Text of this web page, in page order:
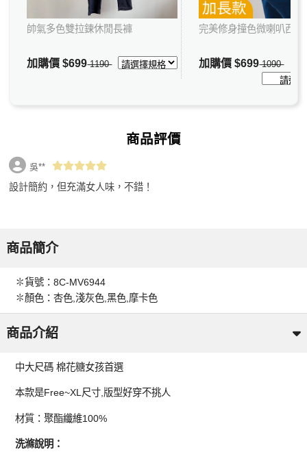
帥氣多色雙拉鍊休閒長褲
加購價$6991190
完美修身撞色微喇叭西裝
加購價$6991090
商品評價
吳**
設計簡約，但充滿女人味，不錯！
商品簡介
✽貨號：8C-MV6944
✽顏色：杏色,淺灰色,黑色,摩卡色
商品介紹
中大尺碼 棉花糖女孩首選
本款是Free~XL尺寸,版型好穿不挑人
材質：聚酯纖維100%
洗滌說明：